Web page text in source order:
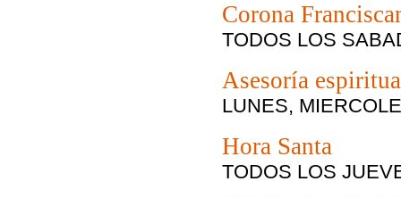
Corona
TODOS LOS
Asesoría
LUNES,
Hora Santa
TODOS LOS